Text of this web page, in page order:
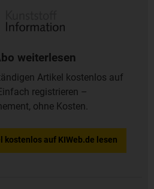
weiterlesen
Artikel kostenlos auf
registrieren –
ohne Kosten.
auf KIWeb.de lesen